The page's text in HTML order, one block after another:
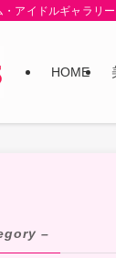
アイドルギャラリ
HOME
–